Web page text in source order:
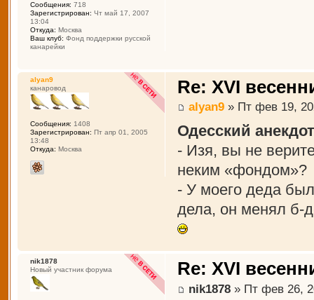
Сообщения: 718
Зарегистрирован: Чт май 17, 2007
13:04
Откуда: Москва
Ваш клуб: Фонд поддержки русской
канарейки
Re: XVI
alyan9 » Пт фев 19,
Одесский
- Изя, вы не
неким «фондом»?
- У моего деда
дела, он менял б-
alyan9
канаровод
Сообщения: 1408
Зарегистрирован: Пт апр 01, 2005
13:48
Откуда: Москва
Re: XVI
nik1878 » Пт фев 26,
nik1878
Новый участник форума